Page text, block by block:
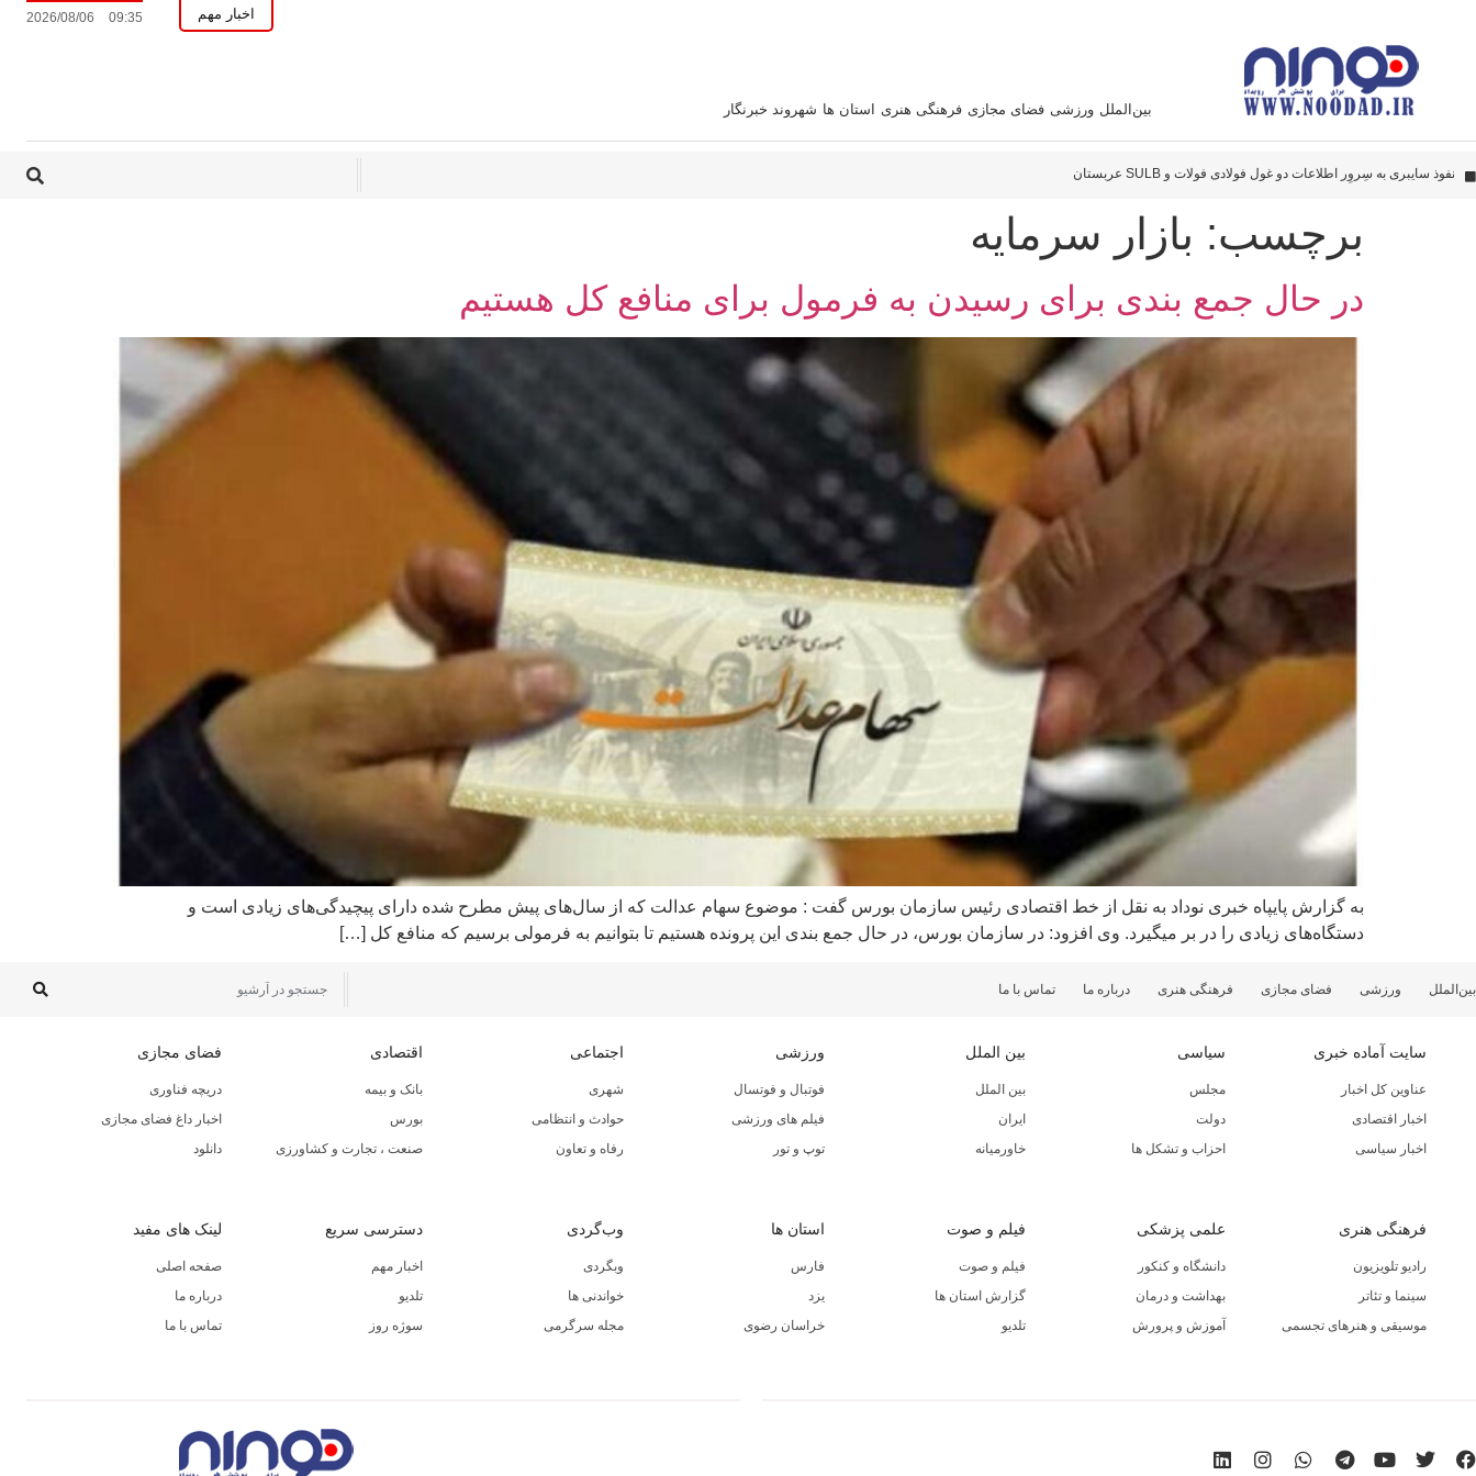
اخبار مهم 09:35
2026/08/06
بین‌الملل ورزشی فضای مجازی فرهنگی هنری استان‌ ها شهروند خبرنگار
نفوذ سایبری به سِروِر اطلاعات دو غول فولادی فولات و SULB عربستان
دادستانی تهران به شخصیت‌های سیاسی و صاحبان تریبون، تذکر داد
این سامانه متخصص زدن هواپیما آمریکائی است
پهپاد‌های ایران به نقاط مهمی اصابت کرده‌اند
برچسب: بازار سرمایه
در حال جمع بندی برای رسیدن به فرمول برای منافع کل هستیم
به گزارش پایپاه خبری نوداد به نقل از خط اقتصادی رئیس سازمان بورس گفت : موضوع سهام عدالت که از سال‌های پیش مطرح شده دارای پیچیدگی‌های زیادی است و
دستگاه‌های زیادی را در بر میگیرد. وی افزود: در سازمان بورس، در حال جمع بندی این پرونده هستیم تا بتوانیم به فرمولی برسیم که منافع کل […]
بین‌الملل ورزشی فضای مجازی فرهنگی هنری درباره ما تماس با ما
سایت آماده خبری
عناوین کل اخبار
اخبار اقتصادی
اخبار سیاسی
سیاسی
مجلس
دولت
احزاب و تشکل ها
بین الملل
بین الملل
ایران
خاورمیانه
ورزشی
فوتبال و فوتسال
فیلم های ورزشی
توپ و تور
اجتماعی
شهری
حوادث و انتظامی
رفاه و تعاون
اقتصادی
بانک و بیمه
بورس
صنعت ، تجارت و کشاورزی
فضای مجازی
دریچه فناوری
اخبار داغ فضای مجازی
دانلود
فرهنگی هنری
رادیو تلویزیون
سینما و تئاتر
موسیقی و هنرهای تجسمی
علمی پزشکی
دانشگاه و کنکور
بهداشت و درمان
آموزش و پرورش
فیلم و صوت
فیلم و صوت
گزارش استان ها
تلدیو
استان ها
فارس
یزد
خراسان رضوی
وب‌گردی
وبگردی
خواندنی ها
مجله سرگرمی
دسترسی سریع
اخبار مهم
تلدیو
سوژه روز
لینک های مفید
صفحه اصلی
درباره ما
تماس با ما